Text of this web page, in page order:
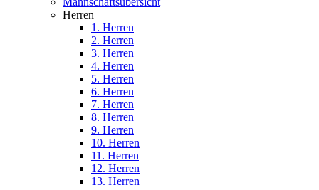
Herren
1. Herren
2. Herren
3. Herren
4. Herren
5. Herren
6. Herren
7. Herren
8. Herren
9. Herren
10. Herren
11. Herren
12. Herren
13. Herren